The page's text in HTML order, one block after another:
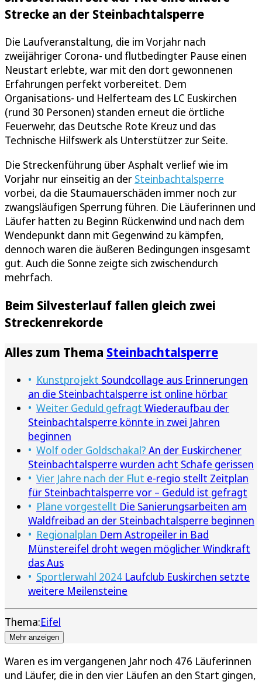
Strecke an der Steinbachtalsperre
Die Laufveranstaltung, die im Vorjahr nach
zweijähriger Corona- und flutbedingter Pause einen
Neustart erlebte, war mit den dort gewonnenen
Erfahrungen perfekt vorbereitet. Dem
Organisations- und Helferteam des LC Euskirchen
(rund 30 Personen) standen erneut die örtliche
Feuerwehr, das Deutsche Rote Kreuz und das
Technische Hilfswerk als Unterstützer zur Seite.
Die Streckenführung über Asphalt verlief wie im
Vorjahr nur einseitig an der Steinbachtalsperre
vorbei, da die Staumauerschäden immer noch zur
zwangsläufigen Sperrung führen. Die Läuferinnen und
Läufer hatten zu Beginn Rückenwind und nach dem
Wendepunkt dann mit Gegenwind zu kämpfen,
dennoch waren die äußeren Bedingungen insgesamt
gut. Auch die Sonne zeigte sich zwischendurch
mehrfach.
Beim Silvesterlauf fallen gleich zwei
Streckenrekorde
Alles zum Thema Steinbachtalsperre
Kunstprojekt Soundcollage aus Erinnerungen
an die Steinbachtalsperre ist online hörbar
Weiter Geduld gefragt Wiederaufbau der
Steinbachtalsperre könnte in zwei Jahren
beginnen
Wolf oder Goldschakal? An der Euskirchener
Steinbachtalsperre wurden acht Schafe gerissen
Vier Jahre nach der Flut e-regio stellt Zeitplan
für Steinbachtalsperre vor – Geduld ist gefragt
Pläne vorgestellt Die Sanierungsarbeiten am
Waldfreibad an der Steinbachtalsperre beginnen
Regionalplan Dem Astropeiler in Bad
Münstereifel droht wegen möglicher Windkraft
das Aus
Sportlerwahl 2024 Laufclub Euskirchen setzte
weitere Meilensteine
Thema:Eifel
Mehr anzeigen
Waren es im vergangenen Jahr noch 476 Läuferinnen
und Läufer, die in den vier Läufen an den Start gingen,